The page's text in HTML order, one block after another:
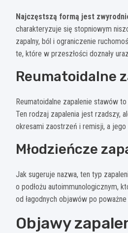
Najczęstszą formą jest
charakteryzuje się stopniowym
zapalny, ból i ograniczenie
te, które w przeszłości doznały
Reumatoidalne
Reumatoidalne zapalenie stawów
Ten rodzaj zapalenia jest rzadszy,
okresami zaostrzeń i remisji, a
Młodzieńcze
Jak sugeruje nazwa, ten typ
o podłożu autoimmunologicznym,
od łagodnych objawów po
Objawy